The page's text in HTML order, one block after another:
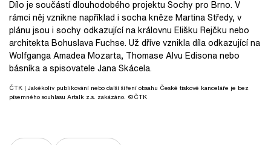
Dílo je součástí dlouhodobého projektu Sochy pro Brno. V
rámci něj vznikne například i socha kněze Martina Středy, v
plánu jsou i sochy odkazující na královnu Elišku Rejčku nebo
architekta Bohuslava Fuchse. Už dříve vznikla díla odkazující na
Wolfganga Amadea Mozarta, Thomase Alvu Edisona nebo
básníka a spisovatele Jana Skácela.
ČTK | Jakékoliv publikování nebo další šíření obsahu České tiskové kanceláře je bez
písemného souhlasu Artalk z.s. zakázáno. ©ČTK